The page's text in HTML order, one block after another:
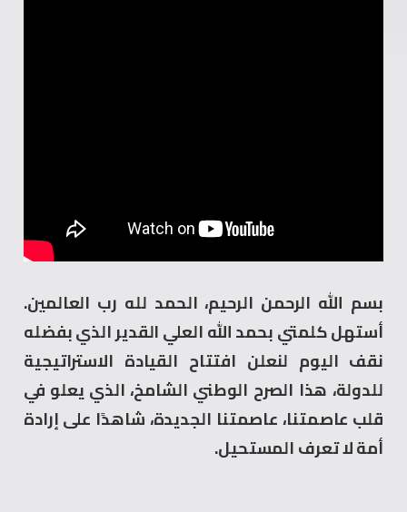
بسم الله الرحمن الرحيم، الحمد لله رب العالمين.
أستهل كلمتي بحمد الله العلي القدير الذي بفضله
نقف اليوم لنعلن افتتاح القيادة الاستراتيجية
للدولة، هذا الصرح الوطني الشامخ، الذي يعلو في
قلب عاصمتنا، عاصمتنا الجديدة، شاهدًا على إرادة
أمة لا تعرف المستحيل.